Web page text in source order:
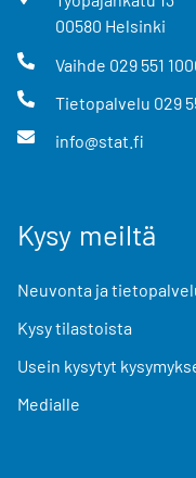
00580 Helsinki
Vaihde 029 551
Tietopalvelu 029
info@stat.fi
Kysy meiltä
Neuvonta ja
Kysy tilastoista
Usein kysytyt
Medialle